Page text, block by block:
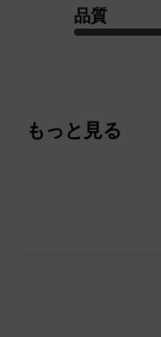
品質
もっと見る